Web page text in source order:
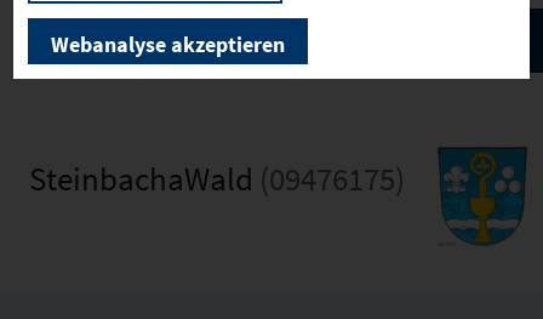
SteinbachaWald (09476175)
Webanalyse akzeptieren